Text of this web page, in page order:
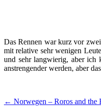
Das Rennen war kurz vor
mit relative sehr wenigen
und sehr langwierig, aber ich
anstrengender werden, aber
Post
← Norwegen – Roros and the